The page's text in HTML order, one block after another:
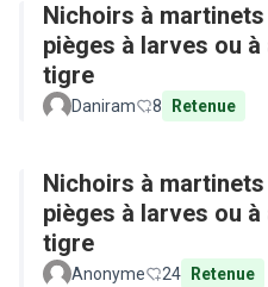
Nichoirs à
pièges à larves ou
tigre
Daniram 8 Retenue
Nichoirs à
pièges à larves ou
tigre
Anonyme 24 Retenue